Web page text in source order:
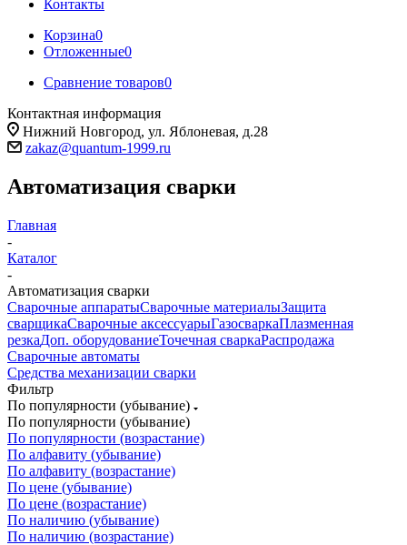
Контакты
Корзина0
Отложенные0
Сравнение товаров0
Контактная информация
Нижний Новгород, ул. Яблоневая, д.28
zakaz@quantum-1999.ru
Автоматизация сварки
Главная
-
Каталог
-
Автоматизация сварки
Сварочные аппаратыСварочные материалыЗащита
сварщикаСварочные аксессуарыГазосваркаПлазменная
резкаДоп. оборудованиеТочечная сваркаРаспродажа
Сварочные автоматы
Средства механизации сварки
Фильтр
По популярности (убывание)
По популярности (убывание)
По популярности (возрастание)
По алфавиту (убывание)
По алфавиту (возрастание)
По цене (убывание)
По цене (возрастание)
По наличию (убывание)
По наличию (возрастание)